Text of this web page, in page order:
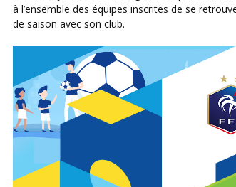
à l’ensemble des équipes inscrites de se
de saison avec son club.